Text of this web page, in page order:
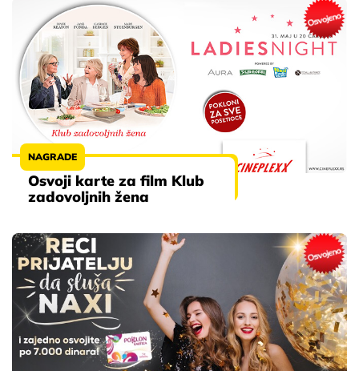
NAGRADE
Osvoji karte za film Klub
zadovoljnih žena